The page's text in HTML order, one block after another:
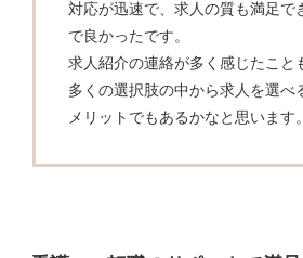
対応が迅速で、求人の質も満足で
で良かったです。
求人紹介の連絡が多く感じたこと
多くの選択肢の中から求人を選べ
メリットでもあるかなと思います。